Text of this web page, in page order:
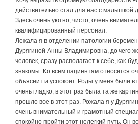
действительно стал для нас с малышкой
Здесь очень уютно, чисто, очень
квалифицированный персонал.
Лежала я в отделении патологии
Дурягиной Анны Владимировна, до чего
человек, сразу располагает к себе, как-
знакомы. Ко всем пациентам относится
объяснит и успокоит. Роды у меня были
очень гладко, в этот раз была та же
прошло все в этот раз. Рожала я у
очень внимательный и грамотный
спокойно пройти этот нелегкий путь. Он